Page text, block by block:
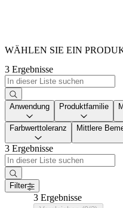
WÄHLEN SIE EIN
3 Ergebnisse
Anwendung Produktfamilie
Farbwerttoleranz Mittlere
3 Ergebnisse
Filter
3 Ergebnisse